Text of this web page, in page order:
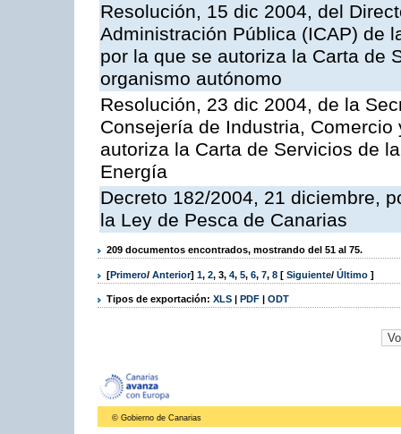
Resolución, 15 dic 2004, del
Administración Pública (ICAP) de
por la que se autoriza la Carta de
organismo autónomo
Resolución, 23 dic 2004, de la
Consejería de Industria,
autoriza la Carta de Servicios de
Energía
Decreto 182/2004, 21 diciembre,
la Ley de Pesca de Canarias
209 documentos encontrados, mostrando del 51 al 75.
[Primero/ Anterior] 1, 2, 3, 4, 5, 6, 7, 8 [ Siguiente/ Último ]
Tipos de exportación: XLS | PDF | ODT
© Gobierno de Canarias